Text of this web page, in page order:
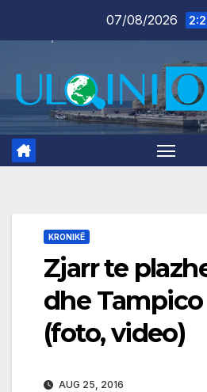
07/08/2026
KRONIKË
Zjarr te
dhe
(foto, video)
AUG 25, 2016